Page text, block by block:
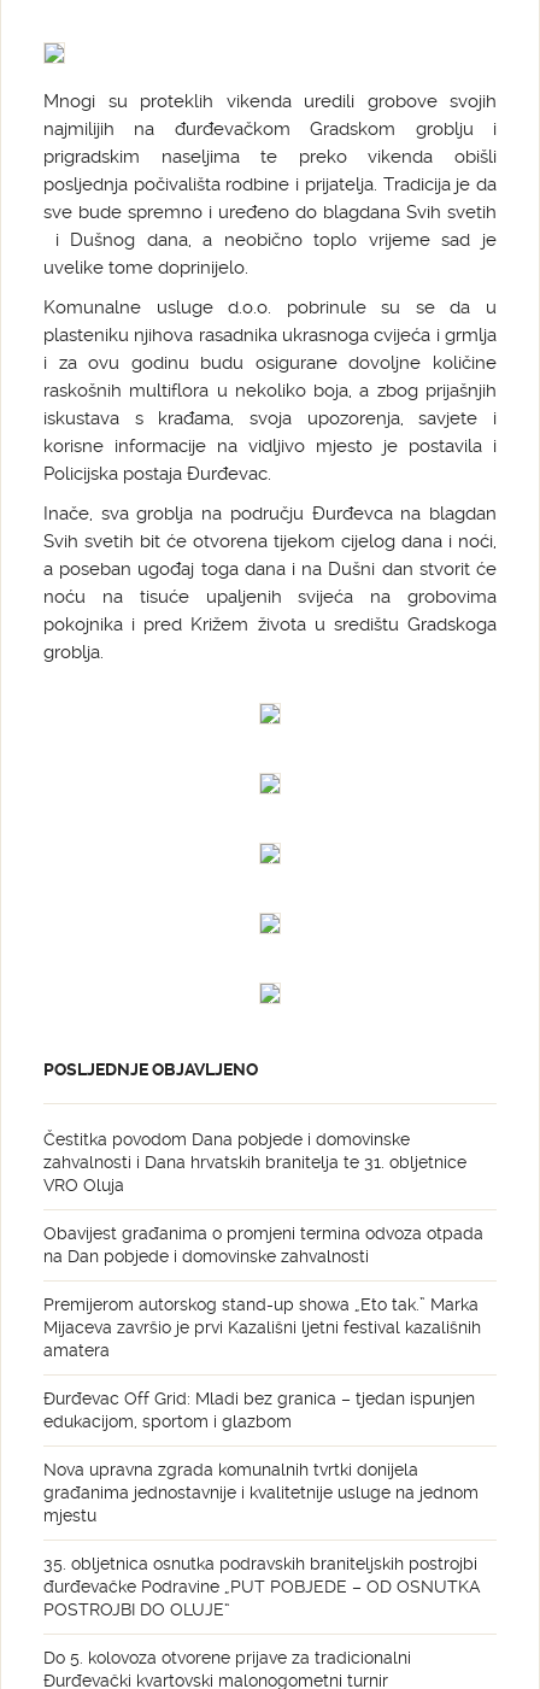
Mnogi su proteklih vikenda uredili grobove svojih
najmilijih na đurđevačkom Gradskom groblju i
prigradskim naseljima te preko vikenda obišli
posljednja počivališta rodbine i prijatelja. Tradicija je da
sve bude spremno i uređeno do blagdana Svih svetih
i Dušnog dana, a neobično toplo vrijeme sad je
uvelike tome doprinijelo.
Komunalne usluge d.o.o. pobrinule su se da u
plasteniku njihova rasadnika ukrasnoga cvijeća i grmlja
i za ovu godinu budu osigurane dovoljne količine
raskošnih multiflora u nekoliko boja, a zbog prijašnjih
iskustava s krađama, svoja upozorenja, savjete i
korisne informacije na vidljivo mjesto je postavila i
Policijska postaja Đurđevac.
Inače, sva groblja na području Đurđevca na blagdan
Svih svetih bit će otvorena tijekom cijelog dana i noći,
a poseban ugođaj toga dana i na Dušni dan stvorit će
noću na tisuće upaljenih svijeća na grobovima
pokojnika i pred Križem života u središtu Gradskoga
groblja.
POSLJEDNJE OBJAVLJENO
Čestitka povodom Dana pobjede i domovinske
zahvalnosti i Dana hrvatskih branitelja te 31. obljetnice
VRO Oluja
Obavijest građanima o promjeni termina odvoza otpada
na Dan pobjede i domovinske zahvalnosti
Premijerom autorskog stand-up showa „Eto tak.” Marka
Mijaceva završio je prvi Kazališni ljetni festival kazališnih
amatera
Đurđevac Off Grid: Mladi bez granica – tjedan ispunjen
edukacijom, sportom i glazbom
Nova upravna zgrada komunalnih tvrtki donijela
građanima jednostavnije i kvalitetnije usluge na jednom
mjestu
35. obljetnica osnutka podravskih braniteljskih postrojbi
đurđevačke Podravine „PUT POBJEDE – OD OSNUTKA
POSTROJBI DO OLUJE“
Do 5. kolovoza otvorene prijave za tradicionalni
Đurđevački kvartovski malonogometni turnir